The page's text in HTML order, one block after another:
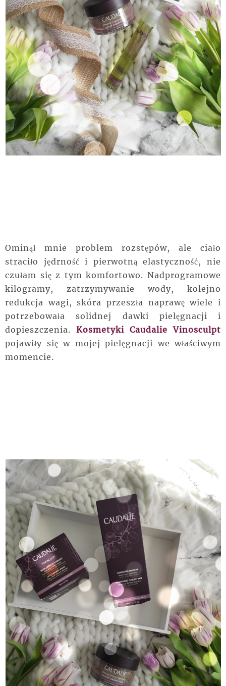
Ominął mnie problem rozstępów, ale ciało
straciło jędrność i pierwotną elastyczność, nie
czułam się z tym komfortowo. Nadprogramowe
kilogramy, zatrzymywanie wody, kolejno
redukcja wagi, skóra przeszła naprawę wiele i
potrzebowała solidnej dawki pielęgnacji i
dopieszczenia. Kosmetyki Caudalie Vinosculpt
pojawiły się w mojej pielęgnacji we właściwym
momencie.